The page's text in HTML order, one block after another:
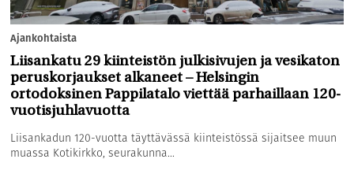
Ajankohtaista
Liisankatu 29 kiinteistön julkisivujen ja vesikaton
peruskorjaukset alkaneet – Helsingin
ortodoksinen Pappilatalo viettää parhaillaan 120-
vuotisjuhlavuotta
Liisankadun 120-vuotta täyttävässä kiinteistössä sijaitsee muun
muassa Kotikirkko, seurakunna...